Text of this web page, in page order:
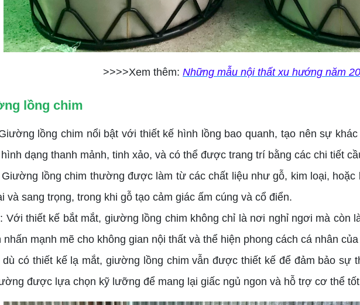
>>>>Xem thêm: Những mẫu nội thất xu hướng năm
lồng chim
lồng chim nổi bật với thiết kế hình lồng bao quanh, tạo nên sự
dạng thanh mảnh, tinh xảo, và có thể được trang trí bằng các chi tiết
Giường lồng chim thường được làm từ các chất liệu như gỗ, kim loại,
và sang trọng, trong khi gỗ tạo cảm giác ấm cúng và cổ điển.
Với thiết kế bắt mắt, giường lồng chim không chỉ là nơi nghỉ ngơi mà còn
nhấn mạnh mẽ cho không gian nội thất và thể hiện phong cách cá nhân
dù có thiết kế lạ mắt, giường lồng chim vẫn được thiết kế để đảm bảo
được lựa chọn kỹ lưỡng để mang lại giấc ngủ ngon và hỗ trợ cơ thể